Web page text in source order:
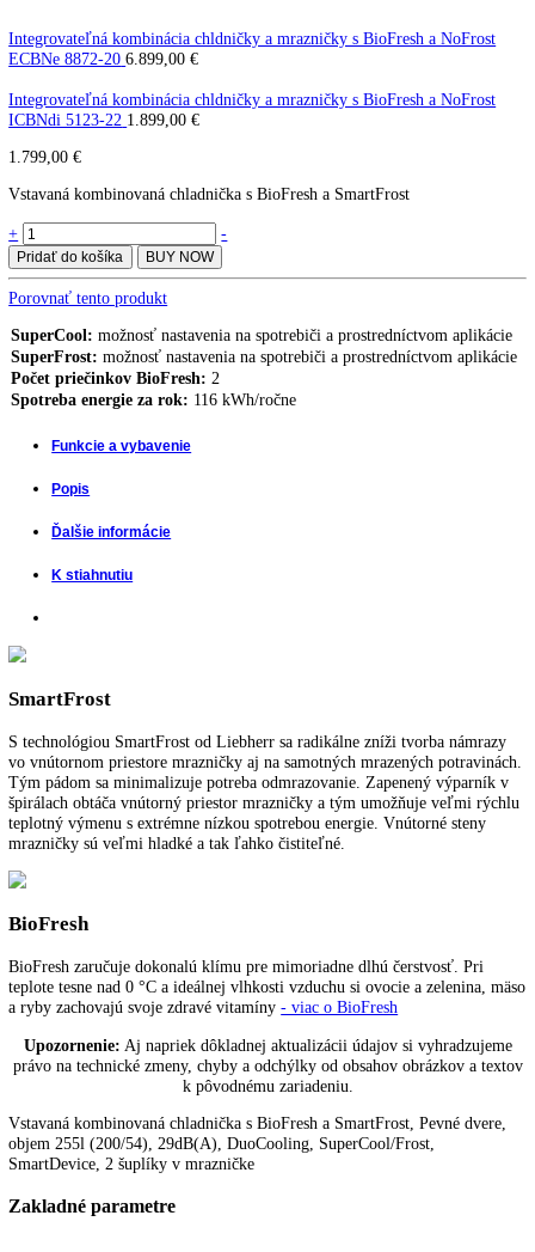
Integrovateľná kombinácia
chladničky a mrazničky s
BioFresh a SmartFrost ICBbi
5122-22
ECBNe 8872-20 6.899,00€
Integrovateľná kombinácia chldničky a mrazničky s BioFresh a
ICBNdi 5123-22 1.899,00€
1.799,00€
Vstavaná kombinovaná chladnička s BioFresh a SmartFrost
Integrovateľná
chladničky
mrazničky
s
BioFresh
a
ICBbi
5122-
22
quantity
SuperCool:
Počet priečinkov BioFresh:
Funkcie a vybavenie
Popis
K stiahnutiu
SmartFrost
S technológiou SmartFrost od Liebherr sa radikálne zníži tvorba
vo vnútornom priestore mrazničky aj na samotných mrazených
Tým pádom sa minimalizuje potreba odmrazovanie. Zapenený
špirálach obtáča vnútorný priestor mrazničky a tým umožňuje veľmi
mrazničky sú veľmi hladké a tak ľahko čistiteľné.